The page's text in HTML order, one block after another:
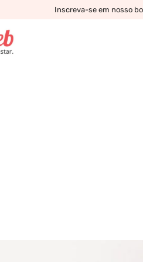
Inscreva-se em nosso